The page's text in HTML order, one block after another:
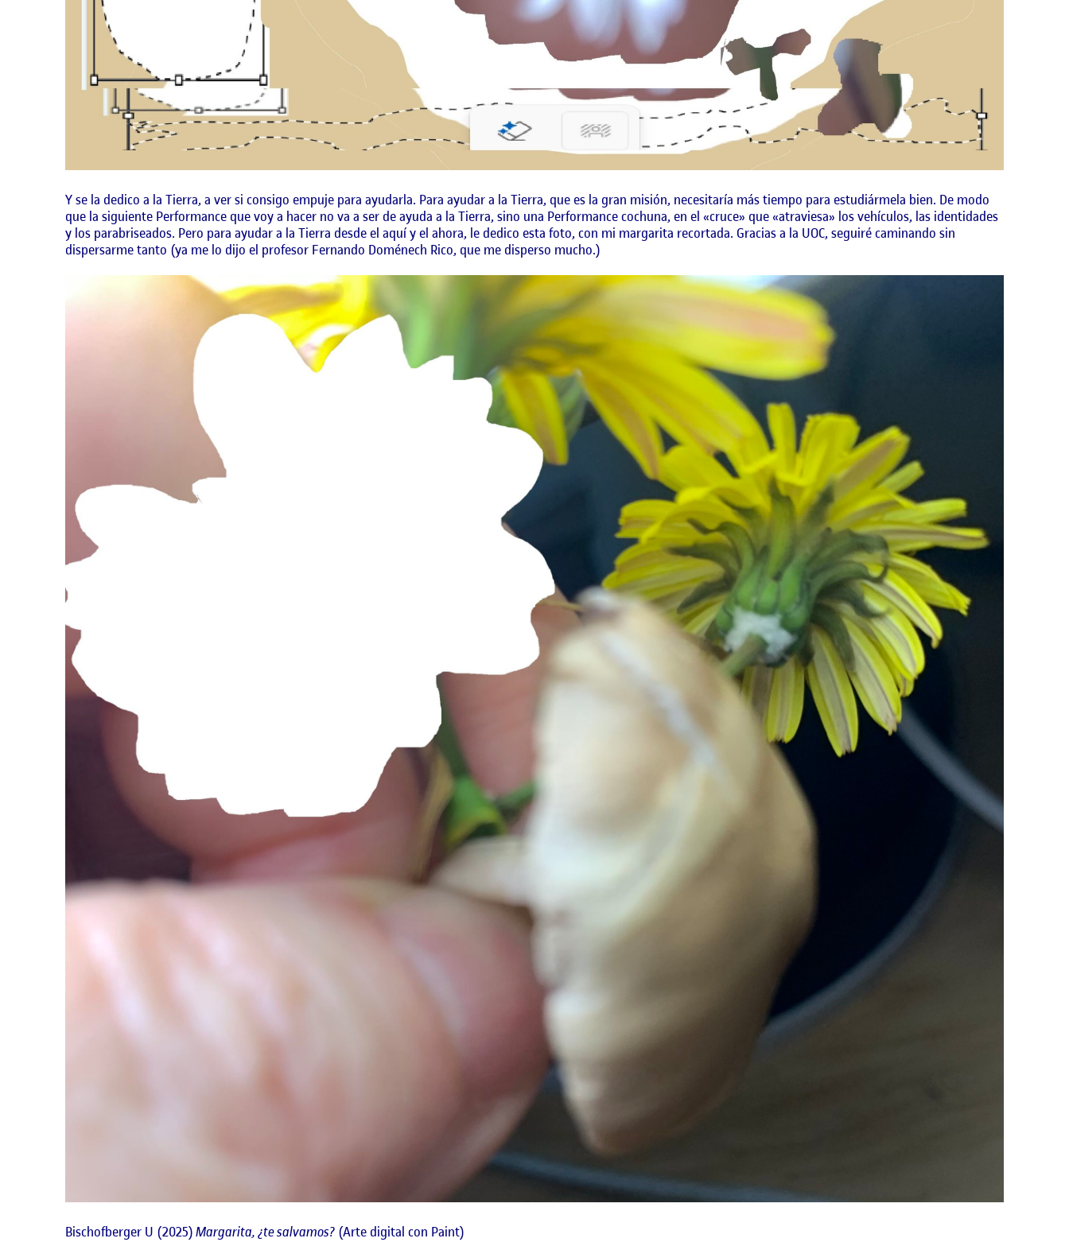
Y se la dedico a la Tierra, a ver si consigo empuje para ayudarla. Para ayudar a la Tierra, que es la gran misión, necesitaría más tiempo para estudiármela bien. De modo
que la siguiente Performance que voy a hacer no va a ser de ayuda a la Tierra, sino una Performance cochuna, en el «cruce» que «atraviesa» los vehículos, las identidades
y los parabriseados. Pero para ayudar a la Tierra desde el aquí y el ahora, le dedico esta foto, con mi margarita recortada. Gracias a la UOC, seguiré caminando sin
dispersarme tanto (ya me lo dijo el profesor Fernando Doménech Rico, que me disperso mucho.)
Bischofberger U (2025)Margarita, ¿te salvamos? (Arte digital con Paint)